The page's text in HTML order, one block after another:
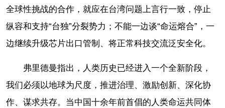
全球性挑战的合作，就应在台湾问题上言行一致，停止
纵容和支持“台独”分裂势力；不能一边谈“命运熔合”，一
边继续升级芯片出口管制、将正常科技交流泛安全化。
弗里德曼指出，人类历史已经进入一个全新阶段，
我们必须以地球为尺度，推进治理、激励创新、深化协
作、谋求共存。当中国十余年前首倡的人类命运共同体